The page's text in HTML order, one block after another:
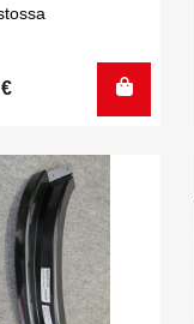
€